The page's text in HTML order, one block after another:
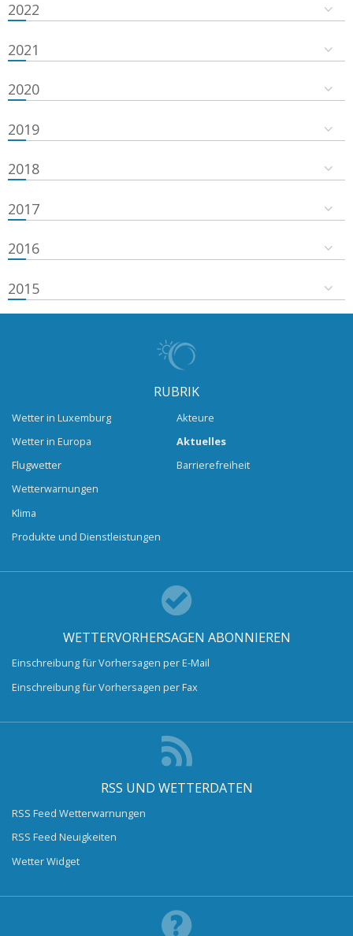
2022
2021
2020
2019
2018
2017
2016
2015
RUBRIK
Wetter in Luxemburg
Wetter in Europa
Flugwetter
Wetterwarnungen
Klima
Produkte und Dienstleistungen
Akteure
Aktuelles
Barrierefreiheit
WETTERVORHERSAGEN ABONNIEREN
Einschreibung für Vorhersagen per E-Mail
Einschreibung für Vorhersagen per Fax
RSS UND WETTERDATEN
RSS Feed Wetterwarnungen
RSS Feed Neuigkeiten
Wetter Widget